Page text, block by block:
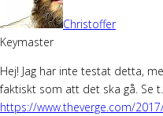
Christoffer
Keymaster
Hej! Jag har inte testat detta,
faktiskt som att det ska gå. Se
https://www.theverge.com/